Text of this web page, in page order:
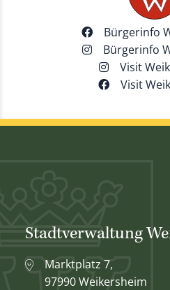
Bürgerinfo
Bürgerinfo
Visit
Visit
Stadtverwaltung
Marktplatz 7,
97990 Weikersheim